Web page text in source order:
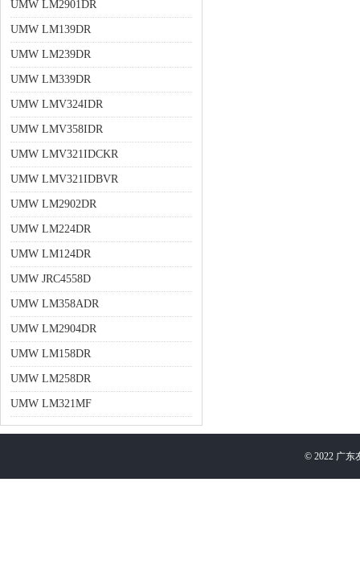
UMW LM2901DR
UMW LM139DR
UMW LM239DR
UMW LM339DR
UMW LMV324IDR
UMW LMV358IDR
UMW LMV321IDCKR
UMW LMV321IDBVR
UMW LM2902DR
UMW LM224DR
UMW LM124DR
UMW JRC4558D
UMW LM358ADR
UMW LM2904DR
UMW LM158DR
UMW LM258DR
UMW LM321MF
© 2022 广东